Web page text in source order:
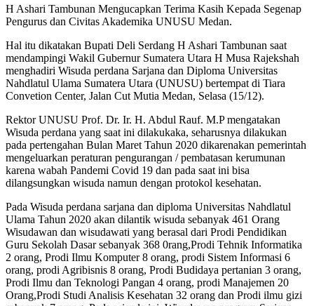
H Ashari Tambunan Mengucapkan Terima Kasih Kepada Segenap
Pengurus dan Civitas Akademika UNUSU Medan.
Hal itu dikatakan Bupati Deli Serdang H Ashari Tambunan saat
mendampingi Wakil Gubernur Sumatera Utara H Musa Rajekshah
menghadiri Wisuda perdana Sarjana dan Diploma Universitas
Nahdlatul Ulama Sumatera Utara (UNUSU) bertempat di Tiara
Convetion Center, Jalan Cut Mutia Medan, Selasa (15/12).
Rektor UNUSU Prof. Dr. Ir. H. Abdul Rauf. M.P mengatakan
Wisuda perdana yang saat ini dilakukaka, seharusnya dilakukan
pada pertengahan Bulan Maret Tahun 2020 dikarenakan pemerintah
mengeluarkan peraturan pengurangan / pembatasan kerumunan
karena wabah Pandemi Covid 19 dan pada saat ini bisa
dilangsungkan wisuda namun dengan protokol kesehatan.
Pada Wisuda perdana sarjana dan diploma Universitas Nahdlatul
Ulama Tahun 2020 akan dilantik wisuda sebanyak 461 Orang
Wisudawan dan wisudawati yang berasal dari Prodi Pendidikan
Guru Sekolah Dasar sebanyak 368 0rang,Prodi Tehnik Informatika
2 orang, Prodi Ilmu Komputer 8 orang, prodi Sistem Informasi 6
orang, prodi Agribisnis 8 orang, Prodi Budidaya pertanian 3 orang,
Prodi Ilmu dan Teknologi Pangan 4 orang, prodi Manajemen 20
Orang,Prodi Studi Analisis Kesehatan 32 orang dan Prodi ilmu gizi